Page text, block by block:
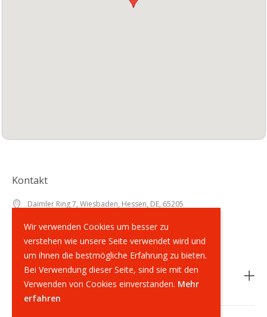
Wir verwenden Cookies um besser zu
verstehen wie unsere Seite verwendet wird und
um ihnen die bestmögliche Erfahrung zu bieten.
Bei Verwendung dieser Seite, sind sie mit den
Verwenden von Cookies einverstanden. Mehr
erfahren
Kontakt
Daimler Ring 7, Wiesbaden, Hessen, DE, 65205
+49 (0)6122 - 70 70 678
info@supernailshop.de
Rechtliches